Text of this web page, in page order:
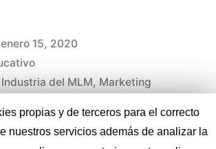
enero 15, 2020
Industria del MLM, Marketing
en
Emprendimiento
propias y de terceros para el correcto
nuestros servicios además de analizar la